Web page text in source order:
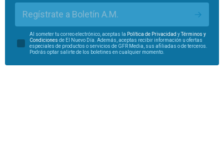
Regístrate a Boletín A.M.
Al someter tu correo electrónico, aceptas la Política de Privacidad y
Términos y
Condiciones de El Nuevo Día. Además, aceptas recibir información u ofertas
especiales de productos o servicios de GFR Media, sus afiliadas o de terceros.
Podrás optar salirte de los boletines en cualquier momento.